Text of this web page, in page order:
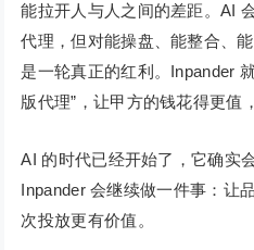
能拉开人与人之间的差距。AI
代理，但对能操盘、能整合、
是一轮真正的红利。Inpander
版代理”，让甲方的钱花得更值
AI 的时代已经开始了，它确实
Inpander 会继续做一件事：让
次投放更有价值。